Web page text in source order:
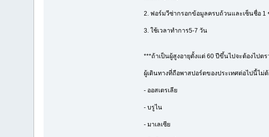
2. ฟอร์มวีซ่ากรอกข้อมูลครบถ้วนและเซ็นชื่อ 1
3. ใช้เวลาทำการ5-7 วัน
***ถ้าเป็นผู้สูงอายุตั้งแต่ 60 ปีขึ้นไปจะต้องไปต
ผู้เดินทางที่ถือพาสปอร์ตของประเทศต่อไปนี้ไม่
- ออสเตรเลีย
- บรูไน
- มาเลเซีย